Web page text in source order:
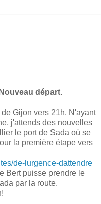
départ.
Gijon vers 21h. N'ayant
j'attends des nouvelles
le port de Sada où se
la première étape vers
de-lurgence-dattendre
Bert puisse prendre le
par la route.